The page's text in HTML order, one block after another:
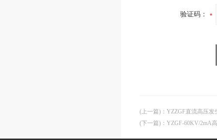
验证码：
(上一篇) ： YZZGF直流高压发
(下一篇) ： YZGF-60KV/2mA